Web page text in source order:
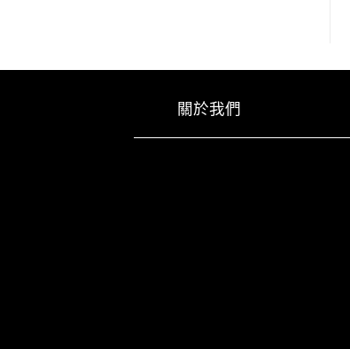
關於我們